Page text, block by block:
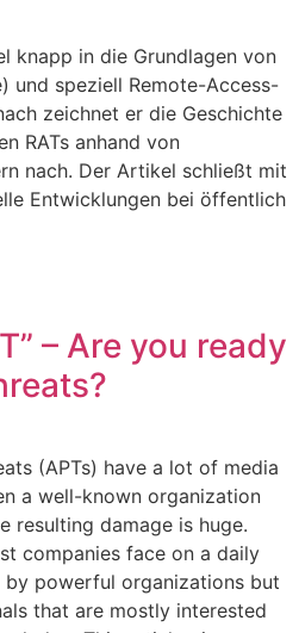
knapp in die Grundlagen von
und speziell Remote-Access-
zeichnet er die Geschichte
RATs anhand von
nach. Der Artikel schließt mit
Entwicklungen bei öffentlich
– Are you ready
(APTs) have a lot of media
a well-known organization
resulting damage is huge.
companies face on a daily
powerful organizations but
that are mostly interested